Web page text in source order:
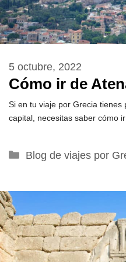
Cómo ir de
5 octubre, 2022
Si en tu viaje por Grecia tienes
capital, necesitas saber cómo
Categorías
Blog de viajes por